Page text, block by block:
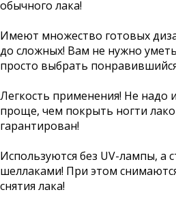
обычного лака!
Имеют множество готовых
до сложных! Вам не нужно
просто выбрать
Легкость применения! Не надо
проще, чем покрыть ногти
гарантирован!
Используются без UV-лампы, а
шеллаками! При этом
снятия лака!